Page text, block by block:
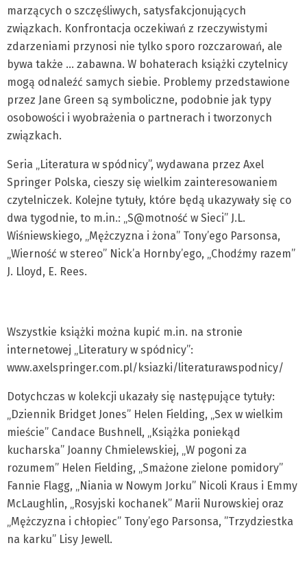
marzących o szczęśliwych, satysfakcjonujących
związkach. Konfrontacja oczekiwań z rzeczywistymi
zdarzeniami przynosi nie tylko sporo rozczarowań, ale
bywa także … zabawna. W bohaterach książki czytelnicy
mogą odnaleźć samych siebie. Problemy przedstawione
przez Jane Green są symboliczne, podobnie jak typy
osobowości i wyobrażenia o partnerach i tworzonych
związkach.
Seria „Literatura w spódnicy”, wydawana przez Axel
Springer Polska, cieszy się wielkim zainteresowaniem
czytelniczek. Kolejne tytuły, które będą ukazywały się co
dwa tygodnie, to m.in.: „S@motność w Sieci” J.L.
Wiśniewskiego, „Mężczyzna i żona” Tony’ego Parsonsa,
„Wierność w stereo” Nick’a Hornby’ego, „Chodźmy razem”
J. Lloyd, E. Rees.
Wszystkie książki można kupić m.in. na stronie
internetowej „Literatury w spódnicy”:
www.axelspringer.com.pl/ksiazki/literaturawspodnicy/
Dotychczas w kolekcji ukazały się następujące tytuły:
„Dziennik Bridget Jones” Helen Fielding, „Sex w wielkim
mieście” Candace Bushnell, „Książka poniekąd
kucharska” Joanny Chmielewskiej, „W pogoni za
rozumem” Helen Fielding, „Smażone zielone pomidory”
Fannie Flagg, „Niania w Nowym Jorku” Nicoli Kraus i Emmy
McLaughlin, „Rosyjski kochanek” Marii Nurowskiej oraz
„Mężczyzna i chłopiec” Tony’ego Parsonsa, ”Trzydziestka
na karku” Lisy Jewell.